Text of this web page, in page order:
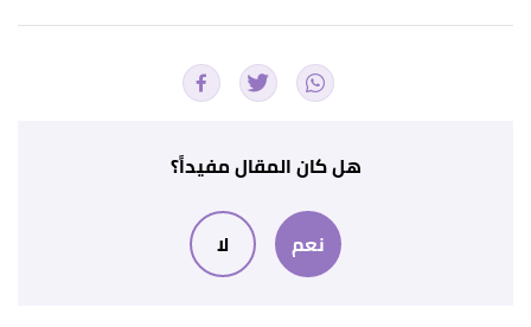
Retrieved 1/5/2023. Edited.
cancerresearchuk, Retrieved 1/5/2023. Edited.
crossroadshospice , Retrieved 1/5/2023. Edited.
هل كان المقال مفيداً؟
نعم لا